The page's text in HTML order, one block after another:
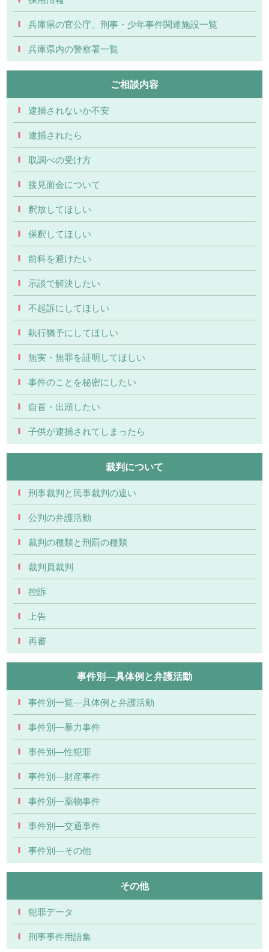
兵庫県の官公庁、刑事・少年事件関連施設一覧
兵庫県内の警察署一覧
ご相談内容
逮捕されないか不安
逮捕されたら
取調べの受け方
接見面会について
釈放してほしい
保釈してほしい
前科を避けたい
示談で解決したい
不起訴にしてほしい
執行猶予にしてほしい
無実・無罪を証明してほしい
事件のことを秘密にしたい
自首・出頭したい
子供が逮捕されてしまったら
裁判について
刑事裁判と民事裁判の違い
公判の弁護活動
裁判の種類と刑罰の種類
裁判員裁判
控訴
上告
再審
事件別―具体例と弁護活動
事件別一覧―具体例と弁護活動
事件別―暴力事件
事件別―性犯罪
事件別―財産事件
事件別―薬物事件
事件別―交通事件
事件別―その他
その他
犯罪データ
刑事事件用語集